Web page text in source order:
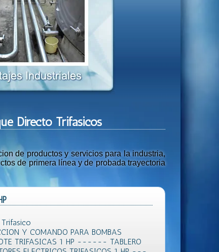
Directo Trifasicos
de productos y servicios para la industria,
de primera línea y de probada trayectoria
Y COMANDO PARA BOMBAS
TRIFASICAS 1 HP ------ TABLERO